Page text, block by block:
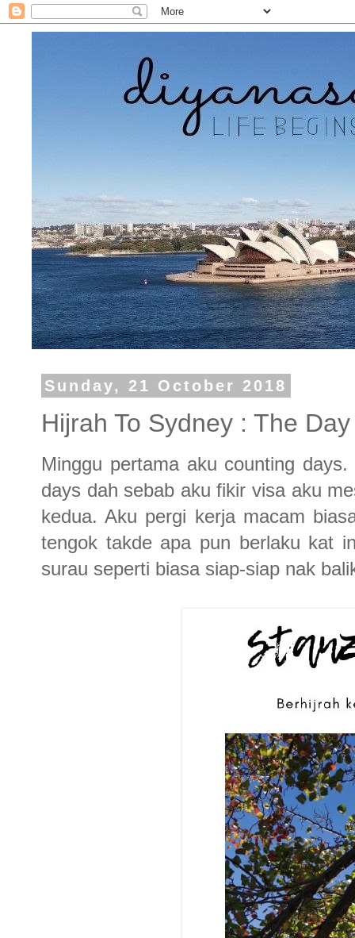
Sunday, 21 October 2018
Hijrah To Sydney : The
Minggu pertama aku counting
days dah sebab aku fikir visa aku
kedua. Aku pergi kerja macam
tengok takde apa pun berlaku kat
surau seperti biasa siap-siap nak